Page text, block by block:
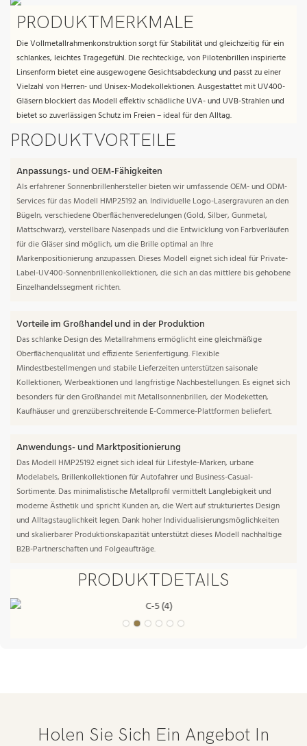
PRODUKTMERKMALE
Die Vollmetallrahmenkonstruktion sorgt für Stabilität und gleichzeitig für ein
schlankes, leichtes Tragegefühl. Die rechteckige, von Pilotenbrillen inspirierte
Linsenform bietet eine ausgewogene Gesichtsabdeckung und passt zu einer
Vielzahl von Herren- und Unisex-Modekollektionen. Ausgestattet mit UV400-
Gläsern blockiert das Modell effektiv schädliche UVA- und UVB-Strahlen und
bietet so zuverlässigen Schutz im Freien – ideal für den Alltag.
PRODUKTVORTEILE
Anpassungs- und OEM-Fähigkeiten
Als erfahrener Sonnenbrillenhersteller bieten wir umfassende OEM- und ODM-
Services für das Modell HMP25192 an. Individuelle Logo-Lasergravuren an den
Bügeln, verschiedene Oberflächenveredelungen (Gold, Silber, Gunmetal,
Mattschwarz), verstellbare Nasenpads und die Entwicklung von Farbverläufen
für die Gläser sind möglich, um die Brille optimal an Ihre
Markenpositionierung anzupassen. Dieses Modell eignet sich ideal für Private-
Label-UV400-Sonnenbrillenkollektionen, die sich an das mittlere bis gehobene
Einzelhandelssegment richten.
Vorteile im Großhandel und in der Produktion
Das schlanke Design des Metallrahmens ermöglicht eine gleichmäßige
Oberflächenqualität und effiziente Serienfertigung. Flexible
Mindestbestellmengen und stabile Lieferzeiten unterstützen saisonale
Kollektionen, Werbeaktionen und langfristige Nachbestellungen. Es eignet sich
besonders für den Großhandel mit Metallsonnenbrillen, der Modeketten,
Kaufhäuser und grenzüberschreitende E-Commerce-Plattformen beliefert.
Anwendungs- und Marktpositionierung
Das Modell HMP25192 eignet sich ideal für Lifestyle-Marken, urbane
Modelabels, Brillenkollektionen für Autofahrer und Business-Casual-
Sortimente. Das minimalistische Metallprofil vermittelt Langlebigkeit und
moderne Ästhetik und spricht Kunden an, die Wert auf strukturiertes Design
und Alltagstauglichkeit legen. Dank hoher Individualisierungsmöglichkeiten
und skalierbarer Produktionskapazität unterstützt dieses Modell nachhaltige
B2B-Partnerschaften und Folgeaufträge.
PRODUKTDETAILS
Holen Sie Sich Ein Angebot In